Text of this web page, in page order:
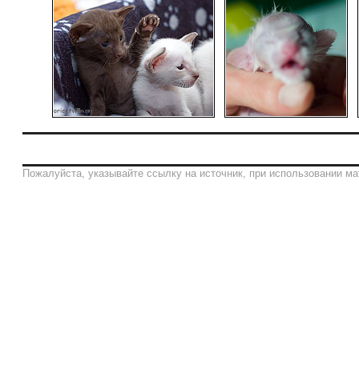
Пожалуйста, указывайте ссылку на источник, при использовании